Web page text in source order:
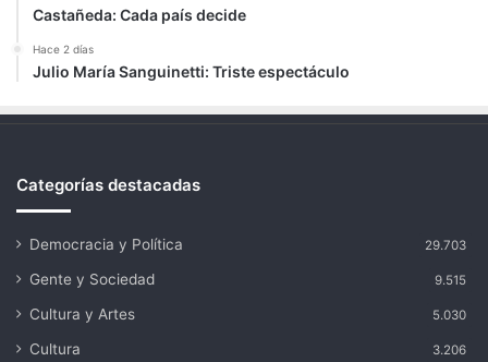
Castañeda: Cada país decide
Hace 2 días
Julio María Sanguinetti: Triste espectáculo
Categorías destacadas
Democracia y Política 29.703
Gente y Sociedad 9.515
Cultura y Artes 5.030
Cultura 3.206